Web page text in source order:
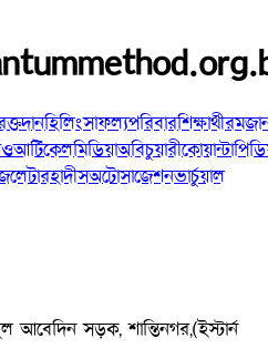
হিলিংসাফল্যপরিবারশিক্ষার্থী
আর্টিকেলমিডিয়াঅবিচুয়ারী
হাদীসঅটোসাজেশনভার্চুয়াল
আবেদিন সড়ক, শান্তিনগর,(ইস্টার্ন